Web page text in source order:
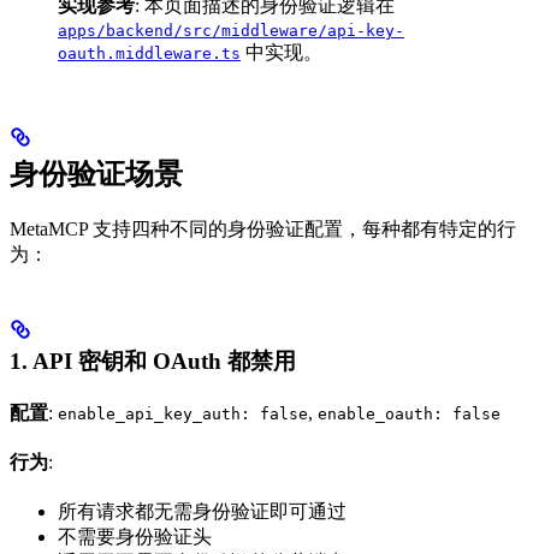
实现参考: 本页面描述的身份验证逻辑在
apps/backend/src/middleware/api-key-
oauth.middleware.ts 中实现。
身份验证场景
MetaMCP 支持四种不同的身份验证配置，每种都有特定的行
为：
1. API 密钥和 OAuth 都禁用
配置: enable_api_key_auth: false, enable_oauth: false
行为:
所有请求都无需身份验证即可通过
不需要身份验证头